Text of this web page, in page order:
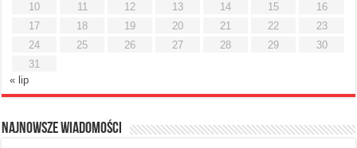
10
11 12 13 14 15
16
17
18 19 20 21 22
23
24
25 26 27 28 29
30
31
« lip
Najnowsze Wiadomości